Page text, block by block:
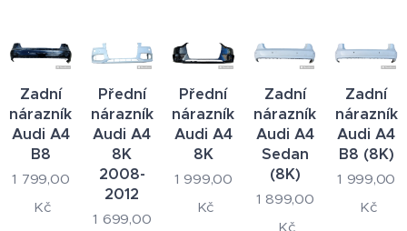
Zadní
nárazník
Audi A4
B8
1 799,00
Kč
Přední
nárazník
Audi A4
8K
2008-
2012
1 699,00
Přední
nárazník
Audi A4
8K
1 999,00
Kč
Zadní
nárazník
Audi A4
Sedan
(8K)
1 899,00
Kč
Zadní
nárazník
Audi A4
B8 (8K)
1 999,00
Kč